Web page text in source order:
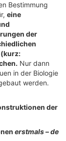
Bestimmung
eine
der
(kurz:
Nur dann
in der Biologie
werden.
der
erstmals–de